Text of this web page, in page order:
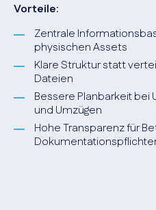
Vorteile:
Zentrale
physischen Assets
Klare Struktur statt
Dateien
Bessere Planbarkeit bei
und Umzügen
Hohe Transparenz für